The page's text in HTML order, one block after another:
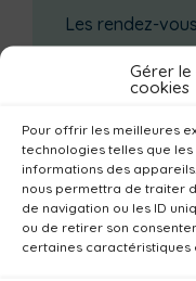
Gérer le
cookies
Pour offrir les meilleures
technologies telles que
informations des
nous permettra de traiter
de navigation ou les ID
ou de retirer son
certaines caractéristiques
Les rendez-
La saison
Changements
Catégories